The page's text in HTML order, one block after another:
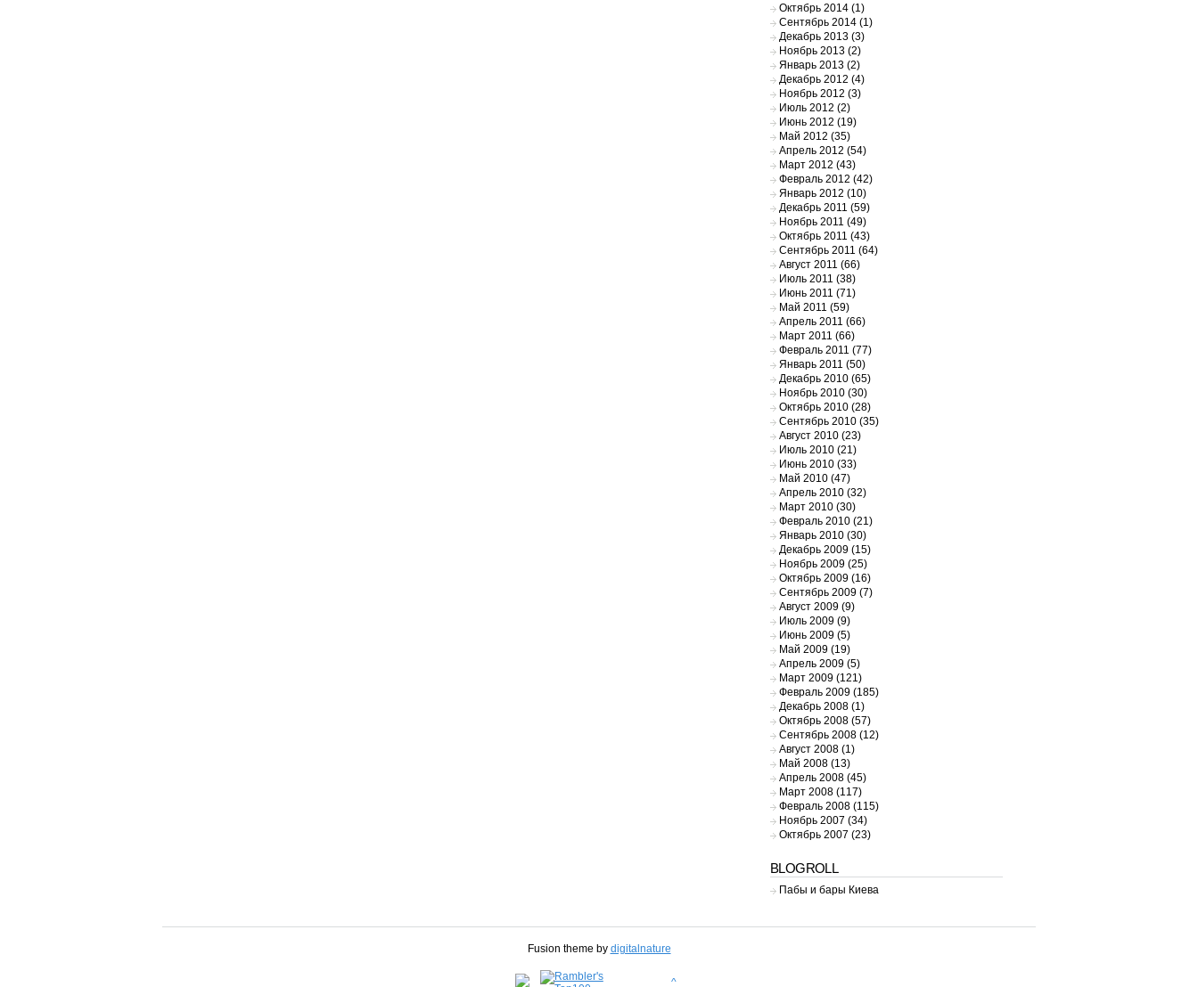
Октябрь 2014(1)
Сентябрь 2014(1)
Декабрь 2013(3)
Ноябрь 2013(2)
Январь 2013(2)
Декабрь 2012 (4)
Ноябрь 2012 (3)
Июль 2012 (2)
Июнь 2012 (19)
Май 2012 (35)
Апрель 2012 (54)
Март 2012 (43)
Февраль 2012 (42)
Январь 2012 (10)
Декабрь 2011 (59)
Ноябрь 2011 (49)
Октябрь 2011 (43)
Сентябрь 2011 (64)
Август 2011 (66)
Июль 2011 (38)
Июнь 2011 (71)
Май 2011 (59)
Апрель 2011 (66)
Март 2011 (66)
Февраль 2011 (77)
Январь 2011 (50)
Декабрь 2010(65)
Ноябрь 2010(30)
Октябрь 2010(28)
Сентябрь 2010(35)
Август 2010(23)
Июль 2010(21)
Июнь 2010(33)
Май 2010(47)
Апрель 2010(32)
Март 2010(30)
Февраль 2010(21)
Январь 2010(30)
Декабрь 2009(15)
Ноябрь 2009(25)
Октябрь 2009(16)
Сентябрь 2009(7)
Август 2009(9)
Июль 2009(9)
Июнь 2009(5)
Май 2009(19)
Апрель 2009(5)
Март 2009(121)
Февраль 2009(185)
Декабрь 2008(1)
Октябрь 2008(57)
Сентябрь 2008(12)
Август 2008(1)
Май 2008(13)
Апрель 2008(45)
Март 2008(117)
Февраль 2008(115)
Ноябрь 2007 (34)
Октябрь 2007 (23)
BLOGROLL
Пабы и бары Киева
Fusion theme by digitalnature
^